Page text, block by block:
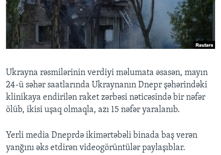
BIZI IZLƏYIN
Dillər
Ukrayna rəsmilərinin verdiyi məlumata əsasən, mayın
24-ü səhər saatlarında Ukraynanın Dnepr şəhərindəki
klinikaya endirilən raket zərbəsi nəticəsində bir nəfər
ölüb, ikisi uşaq olmaqla, azı 15 nəfər yaralanıb.
Yerli media Dneprdə ikimərtəbəli binada baş verən
yanğını əks etdirən videogörüntülər paylaşıblar.